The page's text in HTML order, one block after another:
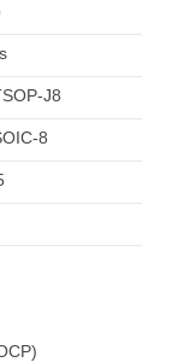
J8
8